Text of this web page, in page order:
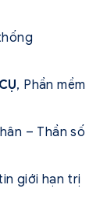
, Phần mềm
– Thần số
giới hạn trị